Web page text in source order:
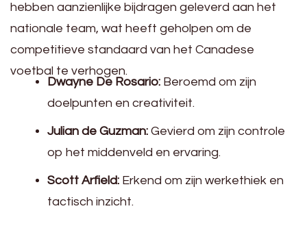
hebben aanzienlijke bijdragen geleverd aan het
nationale team, wat heeft geholpen om de
competitieve standaard van het Canadese
voetbal te verhogen.
Dwayne De Rosario: Beroemd om zijn
doelpunten en creativiteit.
Julian de Guzman: Gevierd om zijn controle
op het middenveld en ervaring.
Scott Arfield: Erkend om zijn werkethiek en
tactisch inzicht.